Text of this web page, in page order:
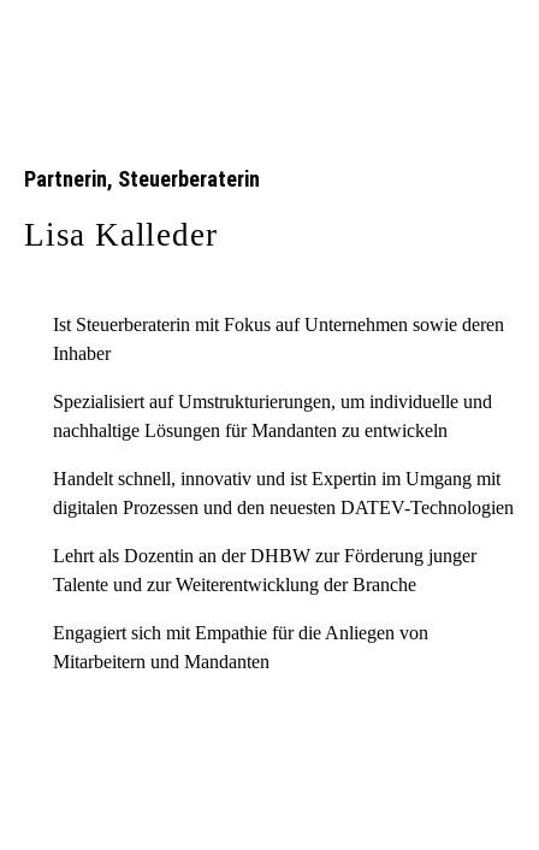
Partnerin, Steuerberaterin
Lisa Kalleder
Ist Steuerberaterin mit Fokus auf Unternehmen sowie deren
Inhaber
Spezialisiert auf Umstrukturierungen, um individuelle und
nachhaltige Lösungen für Mandanten zu entwickeln
Handelt schnell, innovativ und ist Expertin im Umgang mit
digitalen Prozessen und den neuesten DATEV-Technologien
Lehrt als Dozentin an der DHBW zur Förderung junger
Talente und zur Weiterentwicklung der Branche
Engagiert sich mit Empathie für die Anliegen von
Mitarbeitern und Mandanten